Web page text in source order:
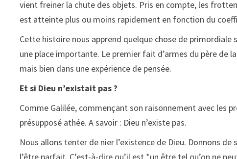
vient freiner la chute des objets. Pris en compte, les
est atteinte plus ou moins rapidement en fonction du
Cette histoire nous apprend quelque chose de
une place importante. Le premier fait d’armes du père de
mais bien dans une expérience de pensée.
Et si Dieu n’existait pas ?
Comme Galilée, commençant son raisonnement avec les
présupposé athée. A savoir : Dieu n’existe pas.
Nous allons tenter de nier l’existence de Dieu. Donnons